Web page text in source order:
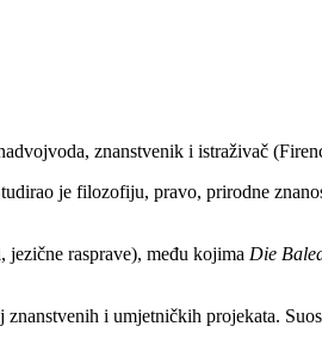
znanstvenik i istraživač
je filozofiju, pravo, prirodne
rasprave), među kojima Die
i umjetničkih projekata.